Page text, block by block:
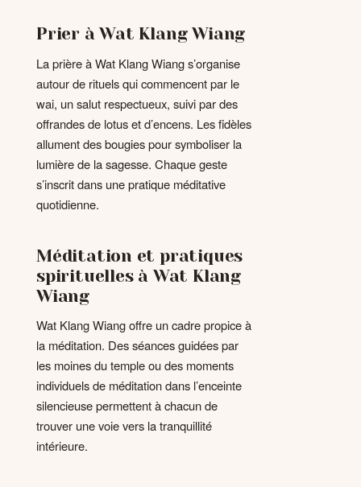
Prier à Wat Klang Wiang
La prière à Wat Klang Wiang s’organise
autour de rituels qui commencent par le
wai, un salut respectueux, suivi par des
offrandes de lotus et d’encens. Les fidèles
allument des bougies pour symboliser la
lumière de la sagesse. Chaque geste
s’inscrit dans une pratique méditative
quotidienne.
Méditation et pratiques
spirituelles à Wat Klang
Wiang
Wat Klang Wiang offre un cadre propice à
la méditation. Des séances guidées par
les moines du temple ou des moments
individuels de méditation dans l’enceinte
silencieuse permettent à chacun de
trouver une voie vers la tranquillité
intérieure.